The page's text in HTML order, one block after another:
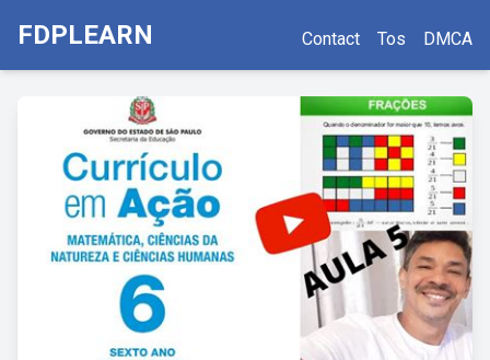
FDPLEARN Contact Tos DMCA